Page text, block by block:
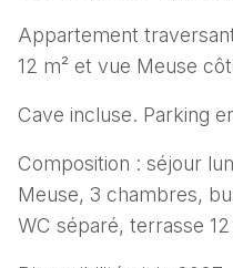
Appartement
12 m² et vue Meuse
Cave incluse. Parking
Composition : séjour
Meuse, 3 chambres,
WC séparé, terrasse 12